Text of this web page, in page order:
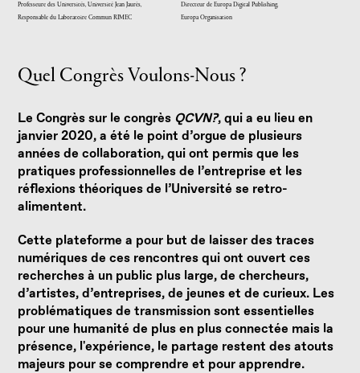
Professeure des Universités, Université Jean Jaurès,
Responsable du Laboratoire Commun RIMEC
Directeur de Europa Digital Publishing,
Europa Organisation
Quel Congrès Voulons-Nous ?
Le Congrès sur le congrès QCVN?, qui a eu lieu en
janvier 2020, a été le point d’orgue de plusieurs
années de collaboration, qui ont permis que les
pratiques professionnelles de l’entreprise et les
réflexions théoriques de l’Université se retro-
alimentent.
Cette plateforme a pour but de laisser des traces
numériques de ces rencontres qui ont ouvert ces
recherches à un public plus large, de chercheurs,
d’artistes, d’entreprises, de jeunes et de curieux. Les
problématiques de transmission sont essentielles
pour une humanité de plus en plus connectée mais la
présence, l'expérience, le partage restent des atouts
majeurs pour se comprendre et pour apprendre.